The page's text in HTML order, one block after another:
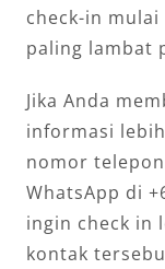
check-in mulai
paling lambat
Jika Anda
informasi
nomor
WhatsApp di
ingin check in
kontak